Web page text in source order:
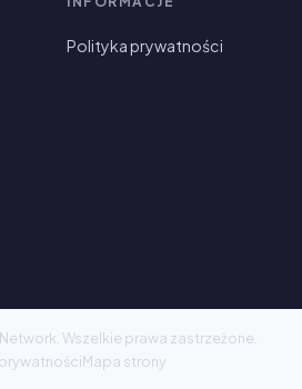
Polityka prywatności
Wszelkie prawa zastrzeżone.
Mapa strony